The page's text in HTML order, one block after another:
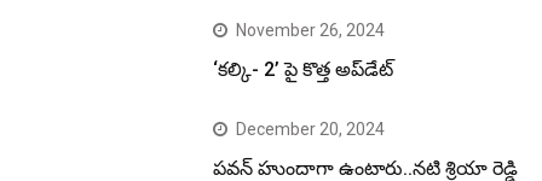
November 26, 2024
‘కల్కి- 2’ పై కొత్త అప్‌డేట్
December 20, 2024
పవన్ హుందాగా ఉంటారు..నటి శ్రియా రెడ్డి